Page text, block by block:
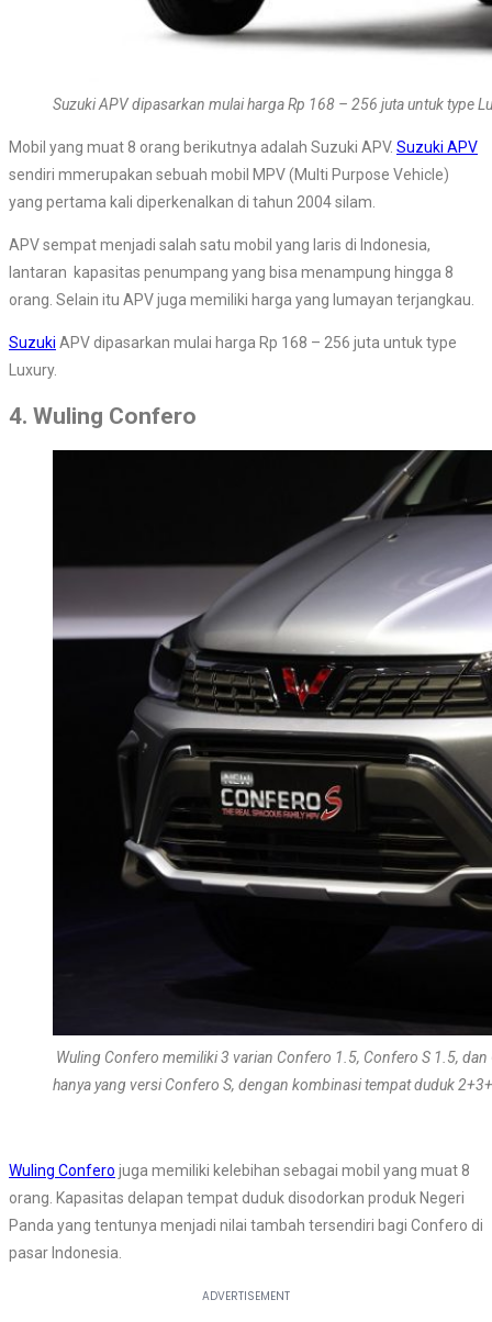
Suzuki APV dipasarkan mulai harga Rp 168 – 256 juta untuk type
Mobil yang muat 8 orang berikutnya adalah Suzuki APV. Suzuki APV
sendiri mmerupakan sebuah mobil MPV (Multi Purpose Vehicle)
yang pertama kali diperkenalkan di tahun 2004 silam.
APV sempat menjadi salah satu mobil yang laris di Indonesia,
lantaran kapasitas penumpang yang bisa menampung hingga 8
orang. Selain itu APV juga memiliki harga yang lumayan terjangkau.
Suzuki APV dipasarkan mulai harga Rp 168 – 256 juta untuk type
Luxury.
4. Wuling Confero
Wuling Confero memiliki 3 varian Confero 1.5, Confero S 1.5,
hanya yang versi Confero S, dengan kombinasi tempat duduk
Wuling Confero juga memiliki kelebihan sebagai mobil yang muat 8
orang. Kapasitas delapan tempat duduk disodorkan produk Negeri
Panda yang tentunya menjadi nilai tambah tersendiri bagi Confero di
pasar Indonesia.